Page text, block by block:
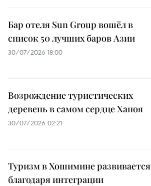
Бар отеля Sun Group вошёл в
список 50 лучших баров Азии
30/07/2026 18:00
Возрождение туристических
деревень в самом сердце Ханоя
30/07/2026 02:21
Туризм в Хошимине развивается
благодаря интеграции